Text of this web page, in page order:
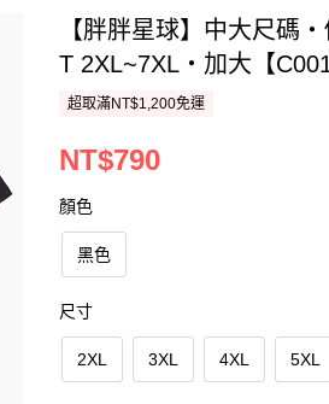
【胖胖星球】中大尺碼
T 2XL~7XL‧加大【
超取滿NT$1,200免運
NT$790
顏色
黑色
尺寸
2XL 3XL 4XL 5XL